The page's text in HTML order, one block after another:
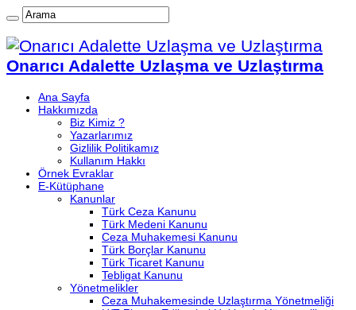
Onarıcı Adalette Uzlaşma ve Uzlaştırma
Ana Sayfa
Hakkımızda
Biz Kimiz ?
Yazarlarımız
Gizlilik Politikamız
Kullanım Hakkı
Örnek Evraklar
E-Kütüphane
Kanunlar
Türk Ceza Kanunu
Türk Medeni Kanunu
Ceza Muhakemesi Kanunu
Türk Borçlar Kanunu
Türk Ticaret Kanunu
Tebligat Kanunu
Yönetmelikler
Ceza Muhakemesinde Uzlaştırma Yönetmeliği